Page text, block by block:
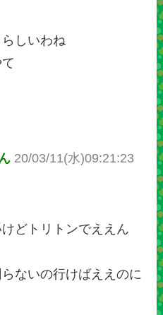
しいわね
20/03/11(水)09:21:23
どトリトンでええん
ないの行けばええのに